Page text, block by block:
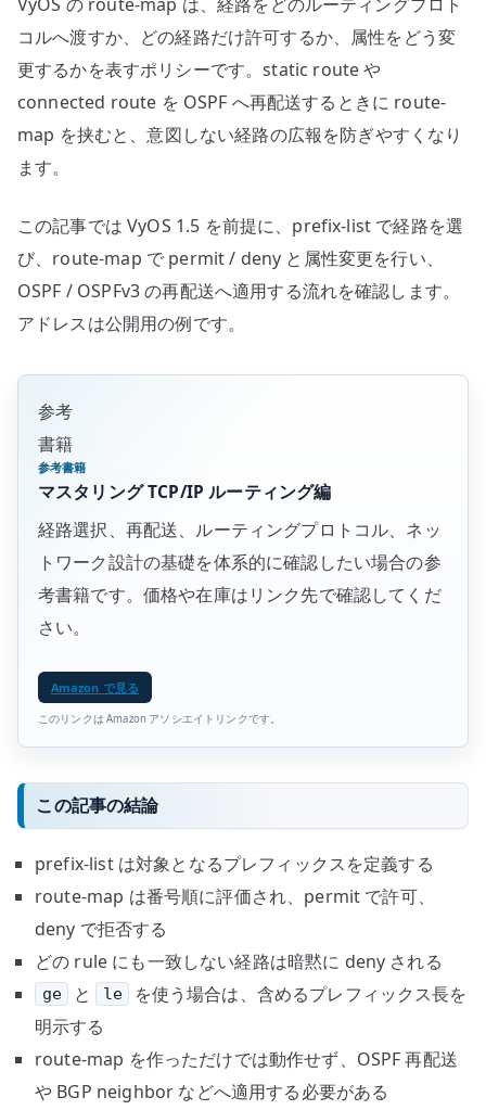
へ
の
コルへ渡すか、どの経路だけ許可するか、属性をどう変
更するかを表すポリシーです。static route や
connected route を OSPF へ再配送するときに route-
map を挟むと、意図しない経路の広報を防ぎやすくなり
ます。
この記事では VyOS 1.5 を前提に、prefix-list で経路を選
び、route-map で permit / deny と属性変更を行い、
OSPF / OSPFv3 の再配送へ適用する流れを確認します。
アドレスは公開用の例です。
参考
書籍
参考書籍
マスタリング TCP/IP ルーティング編
経路選択、再配送、ルーティングプロトコル、ネッ
トワーク設計の基礎を体系的に確認したい場合の参
考書籍です。価格や在庫はリンク先で確認してくだ
さい。
Amazon で見る
このリンクは Amazon アソシエイトリンクです。
この記事の結論
prefix-list は対象となるプレフィックスを定義する
route-map は番号順に評価され、permit で許可、
deny で拒否する
どの rule にも一致しない経路は暗黙に deny される
ge と le
を使う場合は、含めるプレフィックス長を
明示する
route-map を作っただけでは動作せず、OSPF 再配送
や BGP neighbor などへ適用する必要がある